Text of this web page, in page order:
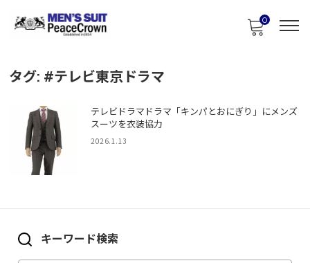
0
タグ: #テレビ東京ドラマ
テレビドラマドラマ「キンパとおにぎり」にメンズ
スーツを衣装協力
2026.1.13
キーワード検索